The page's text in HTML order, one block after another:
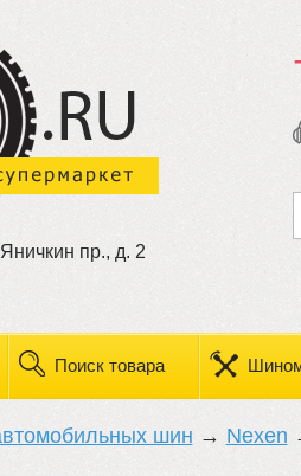
пр., д. 2
Поиск товара
шин → Nexen